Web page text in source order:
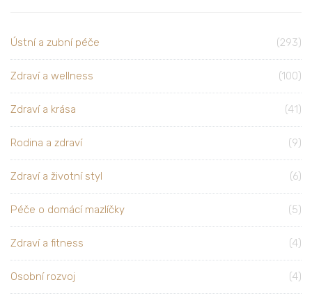
Ústní a zubní péče (293)
Zdraví a wellness (100)
Zdraví a krása (41)
Rodina a zdraví (9)
Zdraví a životní styl (6)
Péče o domácí mazlíčky (5)
Zdraví a fitness (4)
Osobní rozvoj (4)